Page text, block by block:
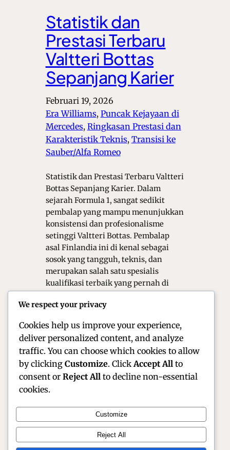
Statistik dan
Prestasi Terbaru
Valtteri Bottas
Sepanjang Karier
Februari 19, 2026
Era Williams, Puncak Kejayaan di
Mercedes, Ringkasan Prestasi dan
Karakteristik Teknis, Transisi ke
Sauber/Alfa Romeo
Statistik dan Prestasi Terbaru Valtteri
Bottas Sepanjang Karier. Dalam
sejarah Formula 1, sangat sedikit
pembalap yang mampu menunjukkan
konsistensi dan profesionalisme
setinggi Valtteri Bottas. Pembalap
asal Finlandia ini di kenal sebagai
sosok yang tangguh, teknis, dan
merupakan salah satu spesialis
kualifikasi terbaik yang pernah di
kejayaannya bersama Mercedes-AMG
Official Site of Christian Montanari | Racer &
Motorsport Profile
We respect your privacy
Cookies help us improve your experience,
deliver personalized content, and analyze
traffic. You can choose which cookies to allow
by clicking Customize. Click Accept All to
consent or Reject All to decline non-essential
cookies.
Customize
Reject All